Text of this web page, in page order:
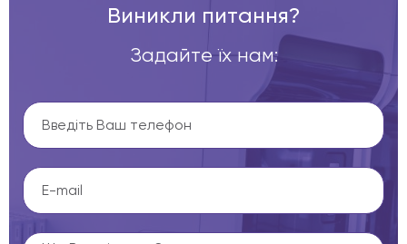
Виникли питання?
Задайте їх нам: